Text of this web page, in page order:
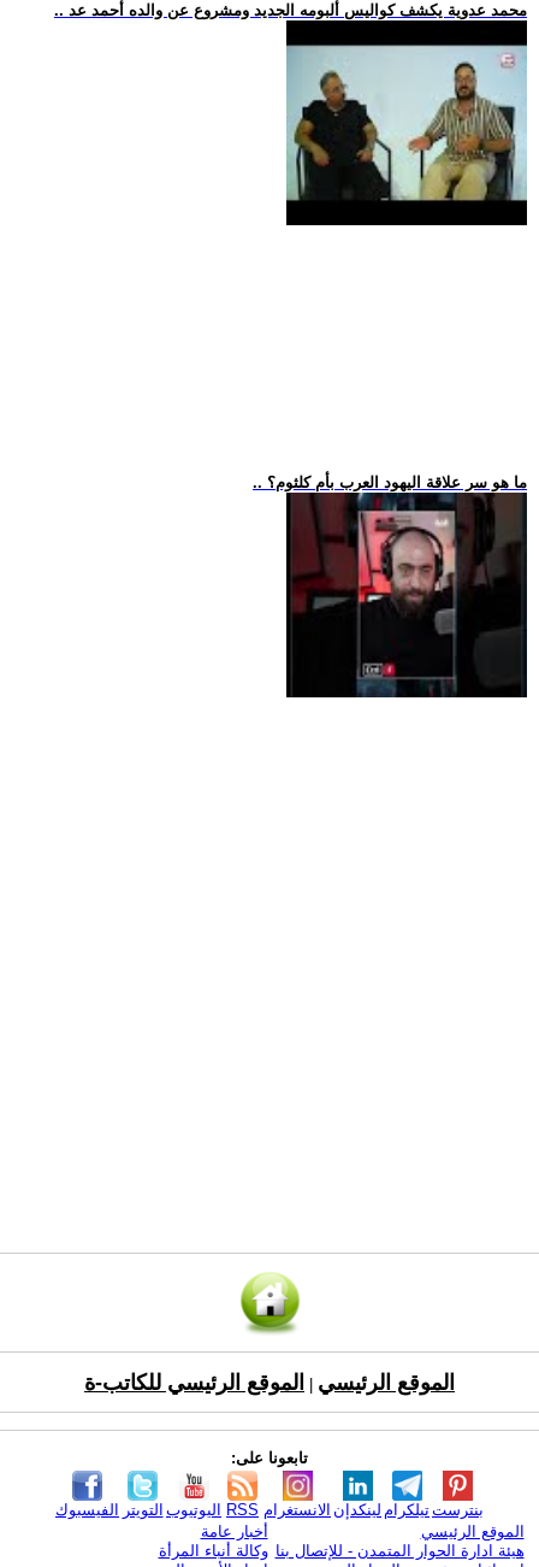
.. محمد عدوية يكشف كواليس ألبومه الجديد ومشروع عن والده أحمد عد
.. ما هو سر علاقة اليهود العرب بأم كلثوم؟
الموقع الرئيسي الموقع الرئيسي للكاتب-ة
تابعونا على:
الفيسبوك التويتر اليوتيوب RSS الانستغرام لينكدإن تيلكرامبنترست
الموقع الرئيسي
هيئة ادارة الحوار المتمدن - للإتصال بنا
أخبار عامة
وكالة أنباء المرأة